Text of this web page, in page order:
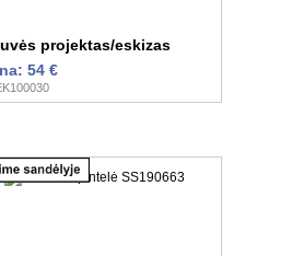
projektas/eskizas
54 €